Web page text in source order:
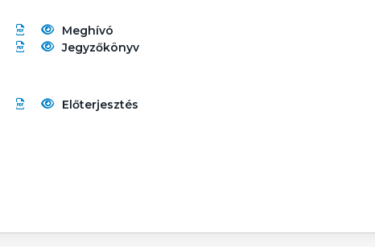
Meghívó
Jegyzőkönyv
Előterjesztés